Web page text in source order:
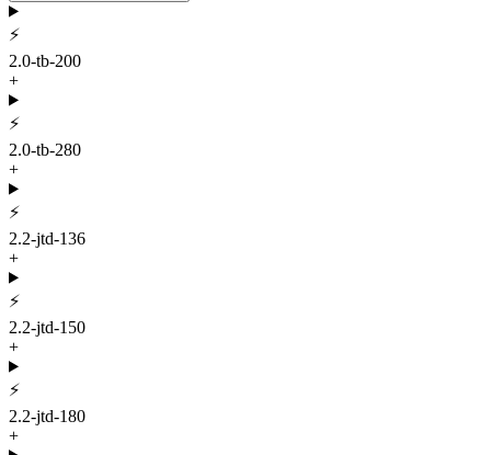
⚡
2.0-tb-200
+
⚡
2.0-tb-280
+
⚡
2.2-jtd-136
+
⚡
2.2-jtd-150
+
⚡
2.2-jtd-180
+